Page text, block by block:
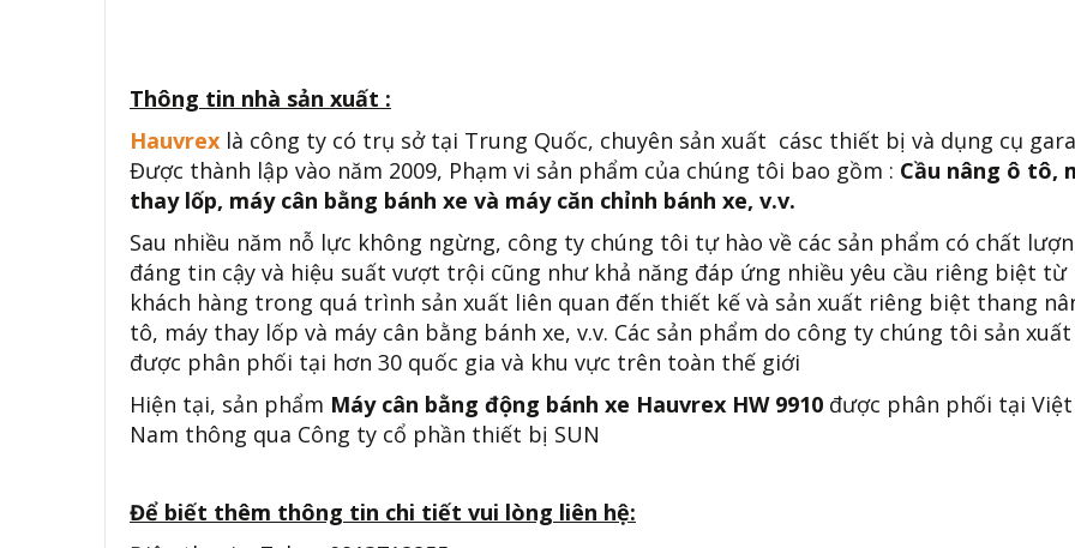
Thông tin nhà sản xuất :
Hauvrex là công ty có trụ sở tại Trung Quốc, chuyên sản xuất cásc thiết bị và dụng cụ
Được thành lập vào năm 2009, Phạm vi sản phẩm của chúng tôi bao gồm : Cầu nâng ô tô,
thay lốp, máy cân bằng bánh xe và máy căn chỉnh bánh xe, v.v.
Sau nhiều năm nỗ lực không ngừng, công ty chúng tôi tự hào về các sản phẩm có chất
đáng tin cậy và hiệu suất vượt trội cũng như khả năng đáp ứng nhiều yêu cầu riêng biệt từ
khách hàng trong quá trình sản xuất liên quan đến thiết kế và sản xuất riêng biệt thang
tô, máy thay lốp và máy cân bằng bánh xe, v.v. Các sản phẩm do công ty chúng tôi sản xuất
được phân phối tại hơn 30 quốc gia và khu vực trên toàn thế giới
Hiện tại, sản phẩm Máy cân bằng động bánh xe Hauvrex HW 9910 được phân phối tại Việt
Nam thông qua Công ty cổ phần thiết bị SUN
Để biết thêm thông tin chi tiết vui lòng liên hệ: